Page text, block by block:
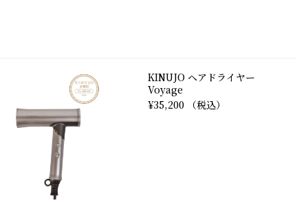
KINUJO ヘアドライヤー
Voyage
¥35,200 （税込）